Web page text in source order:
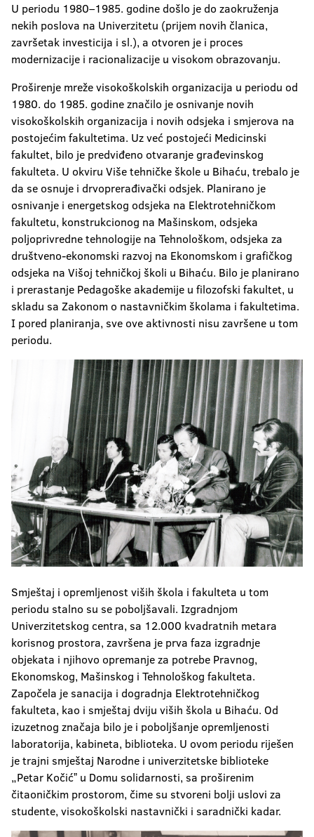
U periodu 1980–1985. godine došlo je do zaokruženja
nekih poslova na Univerzitetu (prijem novih članica,
završetak investicija i sl.), a otvoren je i proces
modernizacije i racionalizacije u visokom obrazovanju.
Proširenje mreže visokoškolskih organizacija u periodu od
1980. do 1985. godine značilo je osnivanje novih
visokoškolskih organizacija i novih odsjeka i smjerova na
postojećim fakultetima. Uz već postojeći Medicinski
fakultet, bilo je predviđeno otvaranje građevinskog
fakulteta. U okviru Više tehničke škole u Bihaću, trebalo je
da se osnuje i drvoprerađivački odsjek. Planirano je
osnivanje i energetskog odsjeka na Elektrotehničkom
fakultetu, konstrukcionog na Mašinskom, odsjeka
poljoprivredne tehnologije na Tehnološkom, odsjeka za
društveno-ekonomski razvoj na Ekonomskom i grafičkog
odsjeka na Višoj tehničkoj školi u Bihaću. Bilo je planirano
i prerastanje Pedagoške akademije u filozofski fakultet, u
skladu sa Zakonom o nastavničkim školama i fakultetima.
I pored planiranja, sve ove aktivnosti nisu završene u tom
periodu.
Smještaj i opremljenost viših škola i fakulteta u tom
periodu stalno su se poboljšavali. Izgradnjom
Univerzitetskog centra, sa 12.000 kvadratnih metara
korisnog prostora, završena je prva faza izgradnje
objekata i njihovo opremanje za potrebe Pravnog,
Ekonomskog, Mašinskog i Tehnološkog fakulteta.
Započela je sanacija i dogradnja Elektrotehničkog
fakulteta, kao i smještaj dviju viših škola u Bihaću. Od
izuzetnog značaja bilo je i poboljšanje opremljenosti
laboratorija, kabineta, biblioteka. U ovom periodu riješen
je trajni smještaj Narodne i univerzitetske biblioteke
„Petar Kočićˮ u Domu solidarnosti, sa proširenim
čitaoničkim prostorom, čime su stvoreni bolji uslovi za
studente, visokoškolski nastavnički i saradnički kadar.